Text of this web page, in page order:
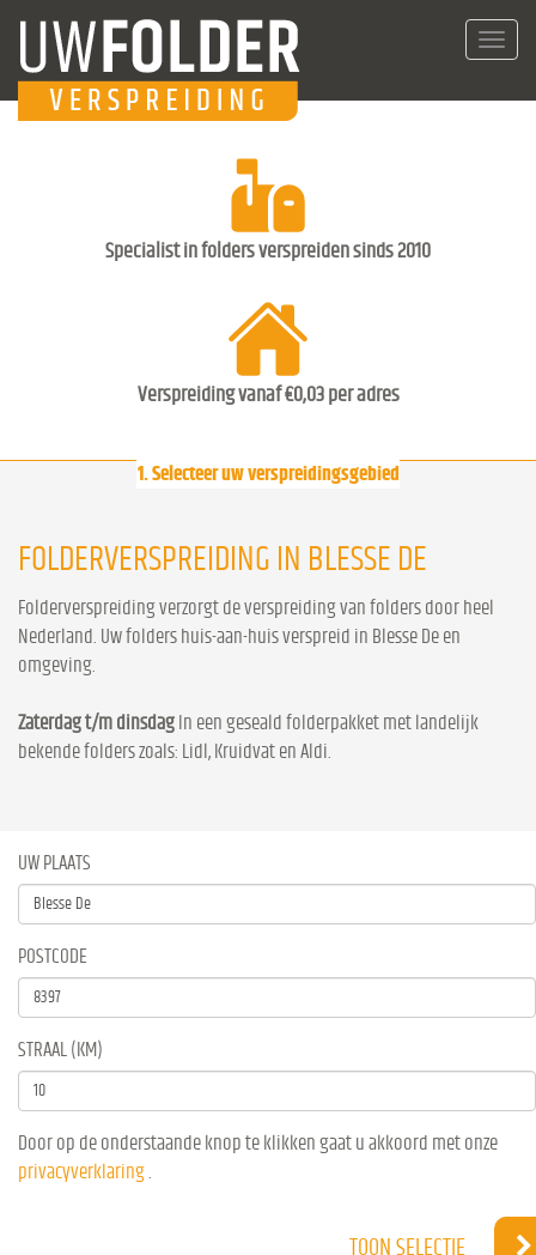
Specialist in folders verspreiden sinds 2010
Verspreiding vanaf €0,03 per adres
1. Selecteer uw verspreidingsgebied
FOLDERVERSPREIDING IN BLESSE DE
Folderverspreiding verzorgt de verspreiding van folders door heel
Nederland. Uw folders huis-aan-huis verspreid in Blesse De en
omgeving.
Zaterdag t/m dinsdag In een geseald folderpakket met landelijk
bekende folders zoals: Lidl, Kruidvat en Aldi.
UW PLAATS
POSTCODE
STRAAL (KM)
Door op de onderstaande knop te klikken gaat u akkoord met onze
privacyverklaring
TOON SELECTIE